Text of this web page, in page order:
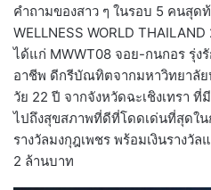
คำถามของสาว ๆ ในรอบ 5 คนสุด
WELLNESS WORLD
ได้แก่ MWWT08 จอย-กนกอร รุ่ง
อาชีพ ดีกรีบัณทิตจากมหาวิทยาลั
วัย 22 ปี จากจังหวัดฉะเชิงเทรา
ไปถึงสุขสภาพที่ดีที่โดดเด่นที่สุดใน
รางวัลมงกุฎเพชร พร้อมเงินรางวั
2 ล้านบาท